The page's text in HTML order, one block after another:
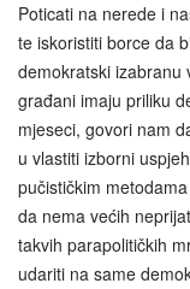
Poticati na nerede i
te iskoristiti borce da
demokratski izabranu
građani imaju priliku
mjeseci, govori nam
u vlastiti izborni
pučističkim
da nema većih
takvih parapolitičkih
udariti na same